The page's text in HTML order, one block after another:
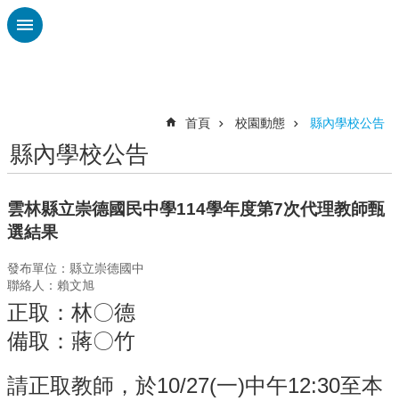
跳到主要內容區塊
認
廣
興
刊
專
欄
校
動
態
首頁 校園動態 縣內學校公告
縣內學校公告
雲林縣立崇德國民中學114學年度第7次代理教師甄
選結果
發布單位：縣立崇德國中
聯絡人：賴文旭
正取：林〇德
備取：蔣〇竹
請正取教師，於10/27(一)中午12:30至本